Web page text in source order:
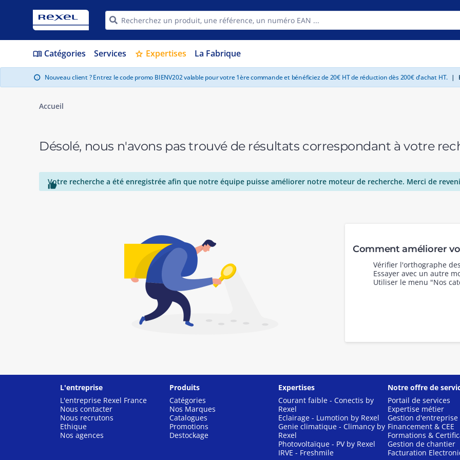
menu_book Catégories Services star Expertises La Fabrique
info Nouveau client ? Entrez le code promo BIENV202 valable pour votre 1ère commande et bénéficiez de 20€ HT de réduction dès 200€ d'achat HT. |
Accueil
Désolé, nous n'avons pas trouvé de résultats correspondant à votre

Votre recherche a été enregistrée afin que notre équipe puisse améliorer notre moteur de recherche. Merci de
Comment améliorer
Vérifier l'orthographe
Essayer avec un autre
Utiliser le menu "Nos
L'entreprise
L'entreprise Rexel France
Nous contacter
Nous recrutons
Ethique
Nos agences
Produits
Catégories
Nos Marques
Catalogues
Promotions
Destockage
Expertises
Courant faible - Conectis by
Rexel
Eclairage - Lumotion by Rexel
Genie climatique - Climancy by
Rexel
Photovoltaïque - PV by Rexel
IRVE - Freshmile
Notre offre de
Portail de services
Expertise métier
Gestion d'entreprise
Financement & CEE
Formations &
Gestion de chantier
Facturation